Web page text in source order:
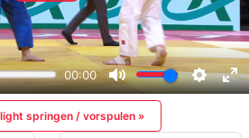
springen / vorspulen »